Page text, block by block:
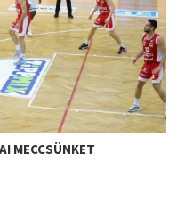
MECCSÜNKET